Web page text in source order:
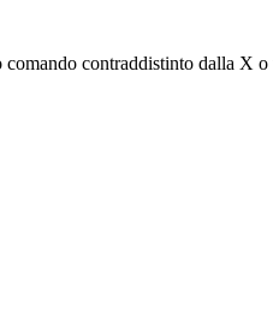
contraddistinto dalla X